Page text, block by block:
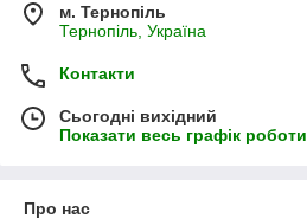
м. Тернопіль
Тернопіль, Україна
Контакти
Сьогодні вихідний
Показати весь графік роботи
Про нас